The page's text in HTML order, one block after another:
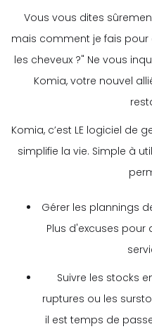
Vous vous dites
mais comment je fais pour
les cheveux ?" Ne vous
Komia, votre nouvel
Komia, c’est LE logiciel de
simplifie la vie. Simple à
Gérer les plannings
Plus d'excuses
Suivre les stocks
ruptures ou les
il est temps de